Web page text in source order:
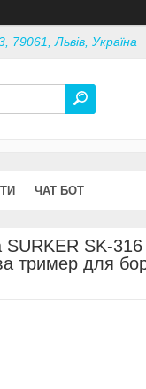
79061, Львів, Україна
ЧАТ БОТ
SURKER SK-
тример для